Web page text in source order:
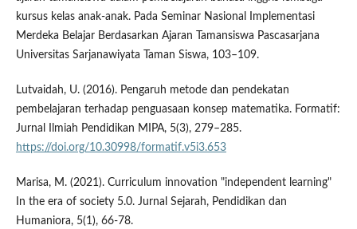
kursus kelas anak-anak. Pada Seminar Nasional Implementasi
Merdeka Belajar Berdasarkan Ajaran Tamansiswa Pascasarjana
Universitas Sarjanawiyata Taman Siswa, 103–109.
Lutvaidah, U. (2016). Pengaruh metode dan pendekatan
pembelajaran terhadap penguasaan konsep matematika. Formatif:
Jurnal Ilmiah Pendidikan MIPA, 5(3), 279–285.
https://doi.org/10.30998/formatif.v5i3.653
Marisa, M. (2021). Curriculum innovation "independent learning"
In the era of society 5.0. Jurnal Sejarah, Pendidikan dan
Humaniora, 5(1), 66-78.